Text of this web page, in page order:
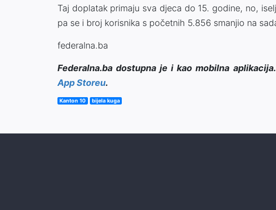
Taj doplatak primaju sva djeca do 15. godine, no,
pa se i broj korisnika s početnih 5.856 smanjio na
federalna.ba
Federalna.ba dostupna je i kao mobilna
App Storeu.
Kanton 10 bijela kuga